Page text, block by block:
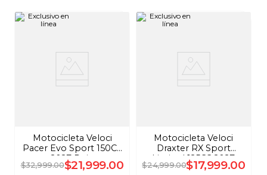
9.
mochila
Motocicleta Veloci
Pacer Evo Sport 150CC
2027 Rojo
$32,999.00$21,999.00
Motocicleta Veloci
Draxter RX Sport
Limited 125CC 2027
Plata
$24,999.00$17,999.00